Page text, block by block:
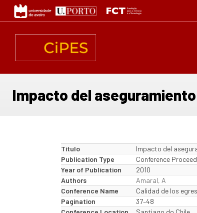
Passar
para
conteúdo
Impacto del
Título
Impacto del
Publication Type
Conference
Year of Publication
2010
Authors
Amaral, A
Conference Name
Calidad de los
Pagination
37–48